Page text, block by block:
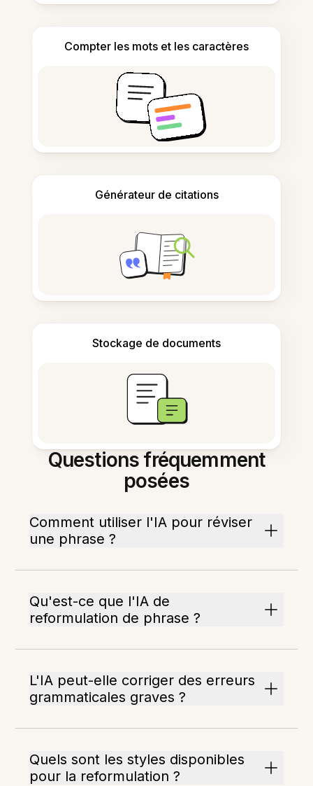
Compter les mots et les caractères
Générateur de citations
Stockage de documents
Questions fréquemment
posées
Comment utiliser l'IA pour réviser
une phrase ?
Qu'est-ce que l'IA de
reformulation de phrase ?
L'IA peut-elle corriger des erreurs
grammaticales graves ?
Quels sont les styles disponibles
pour la reformulation ?